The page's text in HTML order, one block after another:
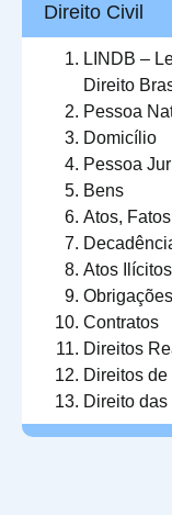
Direito Civil
LINDB –
Direito
Pessoa
Domicílio
Pessoa
Bens
Atos,
Atos
Obrigações
Contratos
Direitos
Direitos
Direito